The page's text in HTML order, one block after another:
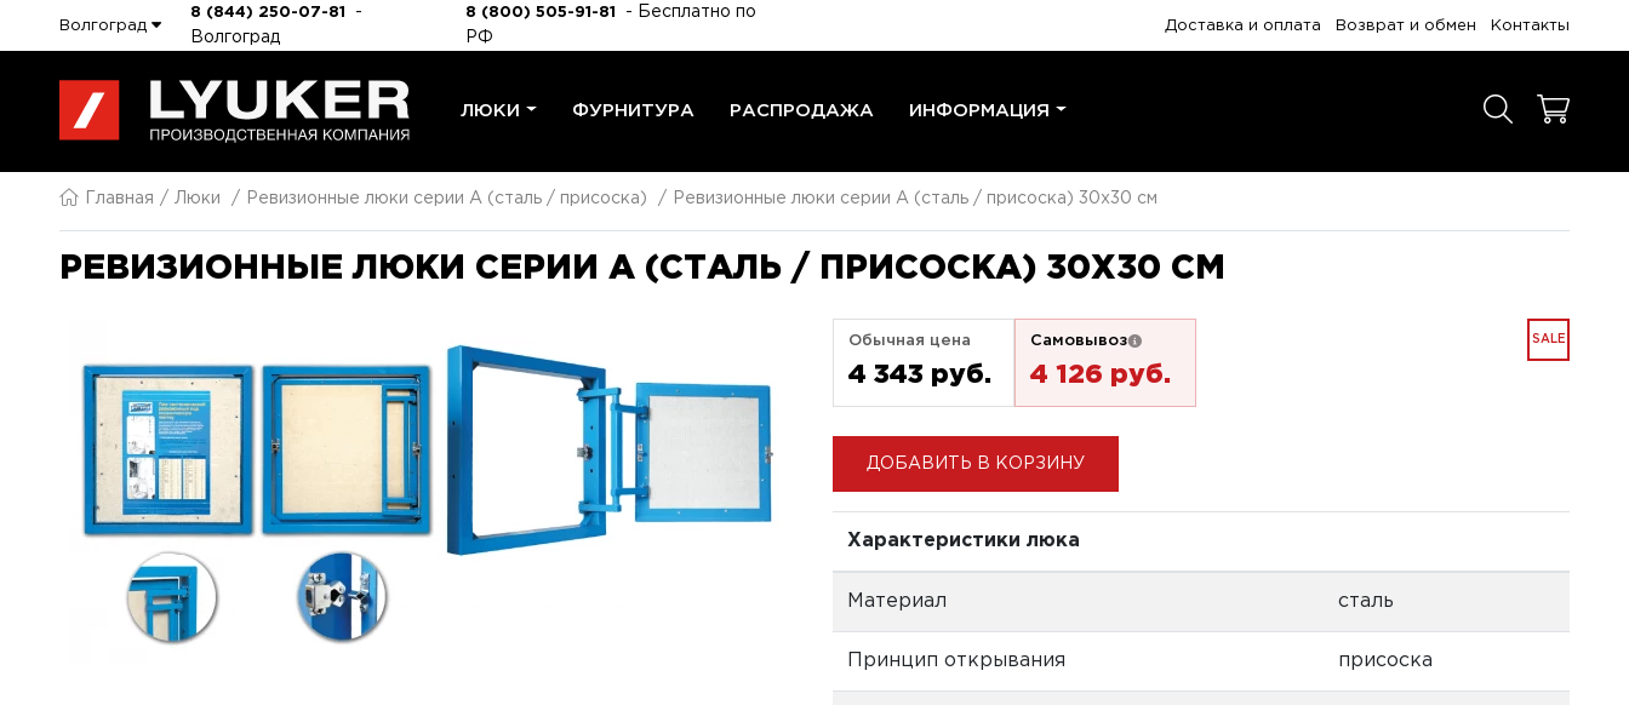
Волгоград
8 (844) 250-07-81
-
Волгоград
8 (800) 505-91-81
- Бесплатно по
РФ
Доставка и оплата Возврат и обмен Контакты
ЛЮКИ ФУРНИТУРА РАСПРОДАЖА ИНФОРМАЦИЯ
Главная Люки Ревизионные люки серии A (сталь / присоска) Ревизионные люки серии A (сталь / присоска) 30x30 см
РЕВИЗИОННЫЕ ЛЮКИ СЕРИИ A (СТАЛЬ / ПРИСОСКА) 30X30 СМ
Обычная цена
4 343 pуб.
Самовывоз
4 126 pуб.
SALE
ДОБАВИТЬ В КОРЗИНУ
Характеристики люка
Материал сталь
Принцип открывания присоска